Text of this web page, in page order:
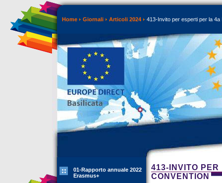
Home Giornali Articoli 2024 413-Invito per esperti per la
01-Rapporto annuale 2022
Erasmus+
413-INVITO
CONVENTION